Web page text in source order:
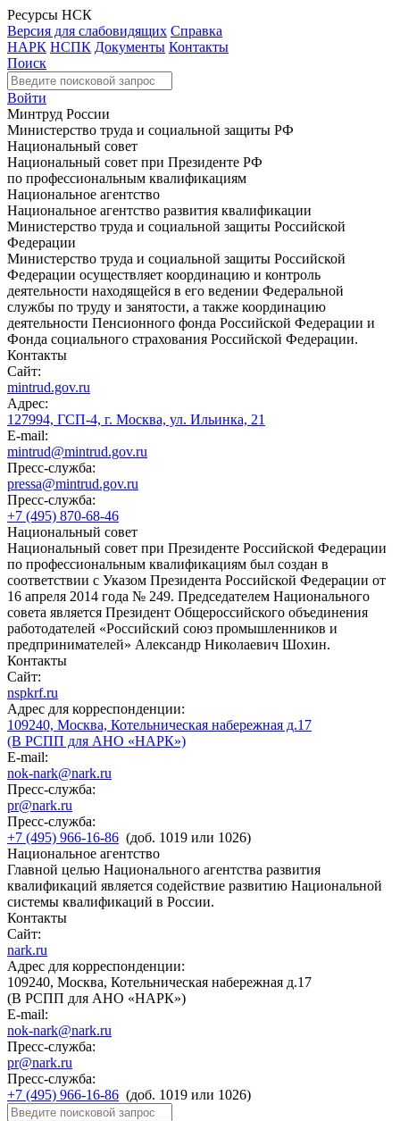
Ресурсы НСК
Версия для слабовидящих Справка
НАРК НСПК Документы Контакты
Поиск
Войти
Минтруд России
Министерство труда и социальной защиты РФ
Национальный совет
Национальный совет при Президенте РФ
по профессиональным квалификациям
Национальное агентство
Национальное агентство развития квалификации
Министерство труда и социальной защиты Российской
Федерации
Министерство труда и социальной защиты Российской
Федерации осуществляет координацию и контроль
деятельности находящейся в его ведении Федеральной
службы по труду и занятости, а также координацию
деятельности Пенсионного фонда Российской Федерации и
Фонда социального страхования Российской Федерации.
Контакты
Сайт:
mintrud.gov.ru
Адрес:
127994, ГСП-4, г. Москва, ул. Ильинка, 21
E-mail:
mintrud@mintrud.gov.ru
Пресс-служба:
pressa@mintrud.gov.ru
Пресс-служба:
+7 (495) 870-68-46
Национальный совет
Национальный совет при Президенте Российской Федерации
по профессиональным квалификациям был создан в
соответствии с Указом Президента Российской Федерации от
16 апреля 2014 года № 249. Председателем Национального
совета является Президент Общероссийского объединения
работодателей «Российский союз промышленников и
предпринимателей» Александр Николаевич Шохин.
Контакты
Сайт:
nspkrf.ru
Адрес для корреспонденции:
109240, Москва, Котельническая набережная д.17
(В РСПП для АНО «НАРК»)
E-mail:
nok-nark@nark.ru
Пресс-служба:
pr@nark.ru
Пресс-служба:
+7 (495) 966-16-86 (доб. 1019 или 1026)
Национальное агентство
Главной целью Национального агентства развития
квалификаций является содействие развитию Национальной
системы квалификаций в России.
Контакты
Сайт:
nark.ru
Адрес для корреспонденции:
109240, Москва, Котельническая набережная д.17
(В РСПП для АНО «НАРК»)
E-mail:
nok-nark@nark.ru
Пресс-служба:
pr@nark.ru
Пресс-служба:
+7 (495) 966-16-86 (доб. 1019 или 1026)